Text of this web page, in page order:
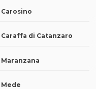
di Catanzaro